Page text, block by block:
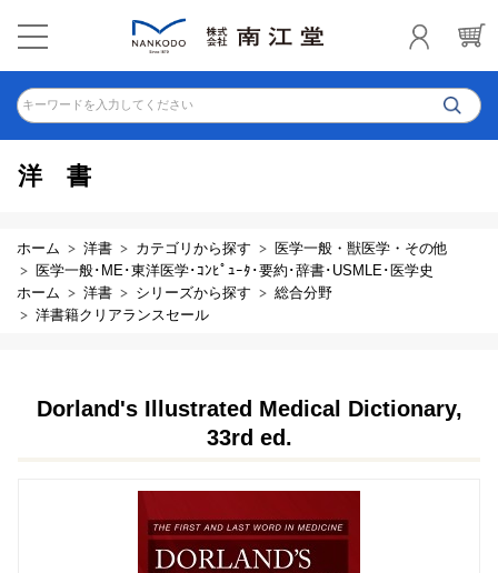
キーワードを入力してください
洋書
ホーム 洋書 カテゴリから探す
医学一般・獣医学・その他
医学一般･ME･東洋医学･ｺﾝﾋﾟｭｰﾀ･要約･辞書･USMLE･医学史
ホーム
洋書 シリーズから探す
総合分野
洋書籍クリアランスセール
Dorland's Illustrated Medical Dictionary,
33rd ed.